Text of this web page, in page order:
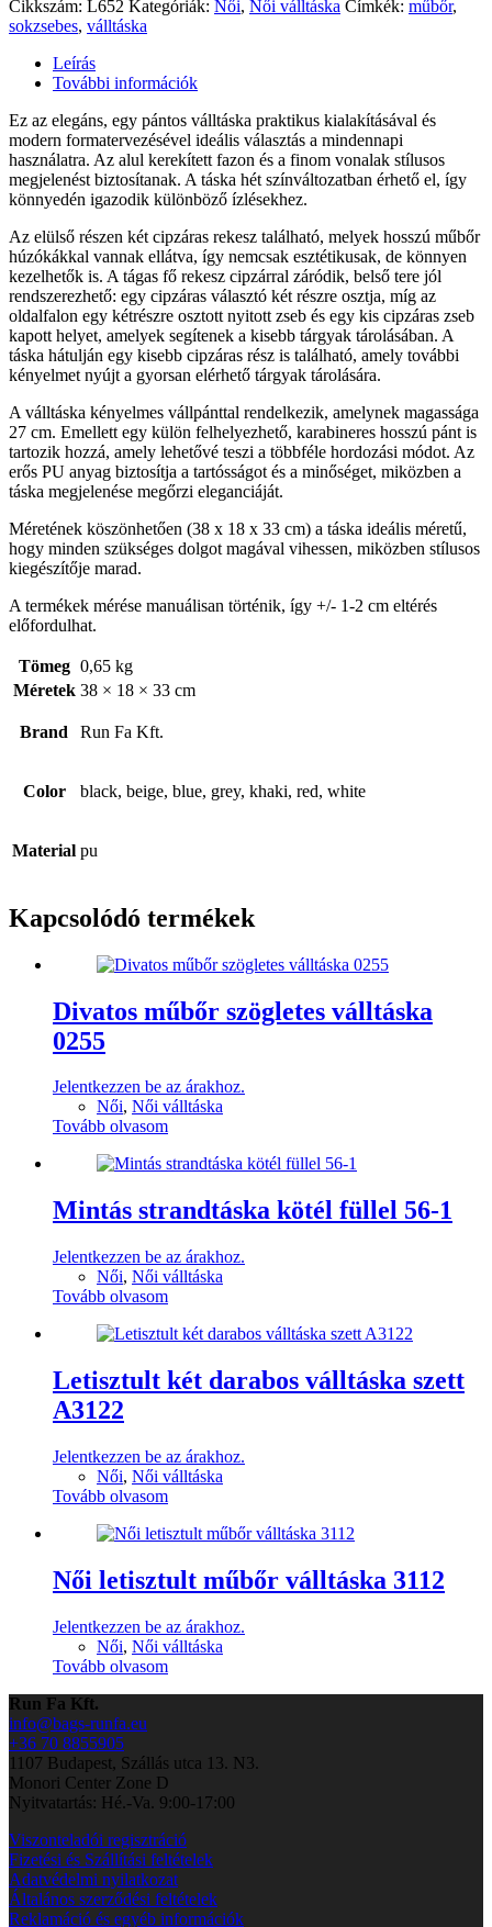
Cikkszám: L652 Kategóriák: Női, Női válltáska Címkék: műbőr,
sokzsebes, válltáska
Leírás
További információk
Ez az elegáns, egy pántos válltáska praktikus kialakításával és
modern formatervezésével ideális választás a mindennapi
használatra. Az alul kerekített fazon és a finom vonalak stílusos
megjelenést biztosítanak. A táska hét színváltozatban érhető el, így
könnyedén igazodik különböző ízlésekhez.
Az elülső részen két cipzáras rekesz található, melyek hosszú műbőr
húzókákkal vannak ellátva, így nemcsak esztétikusak, de könnyen
kezelhetők is. A tágas fő rekesz cipzárral záródik, belső tere jól
rendszerezhető: egy cipzáras választó két részre osztja, míg az
oldalfalon egy kétrészre osztott nyitott zseb és egy kis cipzáras zseb
kapott helyet, amelyek segítenek a kisebb tárgyak tárolásában. A
táska hátulján egy kisebb cipzáras rész is található, amely további
kényelmet nyújt a gyorsan elérhető tárgyak tárolására.
A válltáska kényelmes vállpánttal rendelkezik, amelynek magassága
27 cm. Emellett egy külön felhelyezhető, karabineres hosszú pánt is
tartozik hozzá, amely lehetővé teszi a többféle hordozási módot. Az
erős PU anyag biztosítja a tartósságot és a minőséget, miközben a
táska megjelenése megőrzi eleganciáját.
Méretének köszönhetően (38 x 18 x 33 cm) a táska ideális méretű,
hogy minden szükséges dolgot magával vihessen, miközben stílusos
kiegészítője marad.
A termékek mérése manuálisan történik, így +/- 1-2 cm eltérés
előfordulhat.
Tömeg 0,65 kg
Méretek 38 × 18 × 33 cm
Brand Run Fa Kft.
Color black, beige, blue, grey, khaki, red, white
Material pu
Kapcsolódó termékek
Divatos műbőr szögletes válltáska
0255
Jelentkezzen be az árakhoz.
Női, Női válltáska
Tovább olvasom
Mintás strandtáska kötél füllel 56-1
Jelentkezzen be az árakhoz.
Női, Női válltáska
Tovább olvasom
Letisztult két darabos válltáska szett
A3122
Jelentkezzen be az árakhoz.
Női, Női válltáska
Tovább olvasom
Női letisztult műbőr válltáska 3112
Jelentkezzen be az árakhoz.
Női, Női válltáska
Tovább olvasom
Run Fa Kft.
info@bags-runfa.eu
+36 70 8855905
1107 Budapest, Szállás utca 13. N3.
Monori Center Zone D
Nyitvatartás: Hé.-Va. 9:00-17:00
Viszonteladói regisztráció
Fizetési és Szállítási feltételek
Adatvédelmi nyilatkozat
Általános szerződési feltételek
Reklamáció és egyéb információk